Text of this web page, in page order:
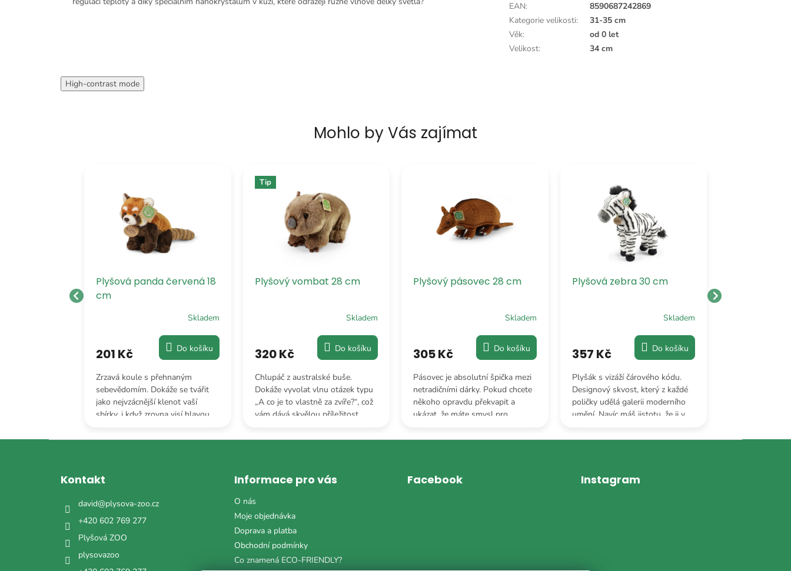
EAN:
8590687242869
Kategorie velikosti:
31-35 cm
Věk:
od 0 let
Velikost: 34 cm
High-contrast mode
Mohlo by Vás zajímat
Plyšová panda červená 18
cm
Skladem
201 Kč Do košíku
Zrzavá koule s přehnaným
sebevědomím. Dokáže se tvářit
jako nejvzácnější klenot vaší
sbírky, i když zrovna visí hlavou
Tip
Plyšový vombat 28 cm
Skladem
320 Kč Do košíku
Chlupáč z australské buše.
Dokáže vyvolat vlnu otázek typu
„A co je to vlastně za zvíře?“, což
vám dává skvělou příležitost
fauně.
Plyšový pásovec 28 cm
Skladem
305 Kč Do košíku
Pásovec je absolutní špička mezi
netradičními dárky. Pokud chcete
někoho opravdu překvapit a
ukázat, že máte smysl pro
nešlápnete vedle.
Plyšová zebra 30 cm
Skladem
357 Kč Do košíku
Plyšák s vizáží čárového kódu.
Designový skvost, který z každé
poličky udělá galerii moderního
umění. Navíc máš jistotu, že ji v
nepřehlédneš.
Z
Kontakt
david@plysova-zoo.cz
+420 602 769 277
Plyšová ZOO
plysovazoo
Informace pro vás
O nás
Moje objednávka
Doprava a platba
Obchodní podmínky
Co znamená ECO-FRIENDLY?
Facebook Instagram